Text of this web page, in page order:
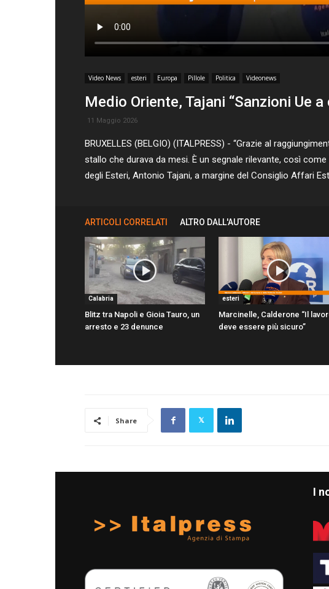
Video News esteri Europa Pillole Politica Videonews
Medio Oriente, Tajani “Sanzioni Ue
11 Maggio 2026
BRUXELLES (BELGIO) (ITALPRESS) - “Grazie al
stallo che durava da mesi. È un segnale rilevante, così
degli Esteri, Antonio Tajani, a margine del Consiglio Affari
ARTICOLI CORRELATI ALTRO DALL'AUTORE
Calabria
Blitz tra Napoli e Gioia Tauro, un
arresto e 23 denunce
esteri
Marcinelle, Calderone “Il
deve essere più sicuro”
Share
I